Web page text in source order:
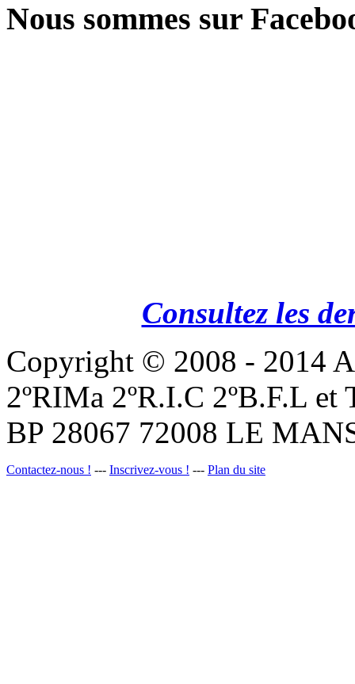
Nous sommes sur
Consultez les
Copyright © 2008 - 2014
2ºRIMa 2ºR.I.C 2ºB.F.L
BP 28067 72008 LE
Contactez-nous ! --- Inscrivez-vous ! --- Plan du site